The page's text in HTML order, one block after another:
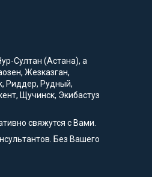
Султан (Астана), а
Жезказган,
Риддер, Рудный,
Щучинск, Экибастуз
свяжутся с Вами.
Без Вашего